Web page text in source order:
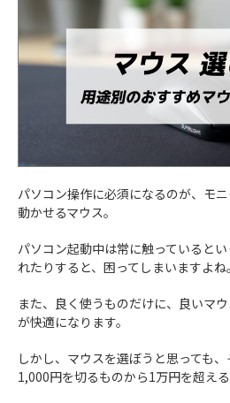
パソコン操作に必須になるのが、モ
動かせるマウス。
パソコン起動中は常に触っていると
れたりすると、困ってしまいますよね。
また、良く使うものだけに、良いマ
が快適になります。
しかし、マウスを選ぼうと思っても
1,000円を切るものから1万円を超える